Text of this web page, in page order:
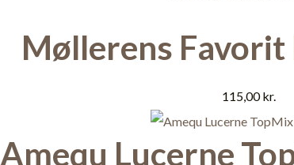
Møllerens Favorit
115,00kr.
Amequ Lucerne